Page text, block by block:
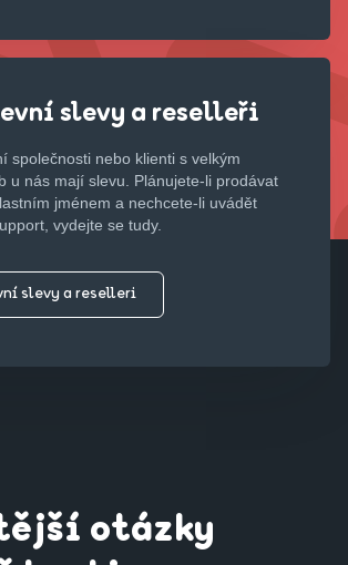
slevy a reselleři
společnosti nebo klienti s velkým
u nás mají slevu. Plánujete-li prodávat
jménem a nechcete-li uvádět
vydejte se tudy.
slevy a reselleri
otázky